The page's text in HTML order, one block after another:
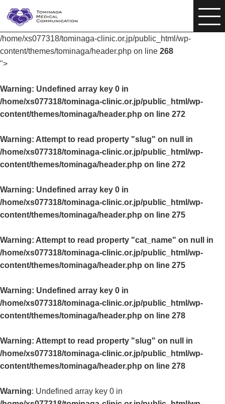
/home/xs077318/tominaga-clinic.or.jp/public_html/wp-
content/themes/tominaga/header.php on line 268
">
Warning: Undefined array key 0 in
/home/xs077318/tominaga-clinic.or.jp/public_html/wp-
content/themes/tominaga/header.php on line 272
Warning: Attempt to read property "slug" on null in
/home/xs077318/tominaga-clinic.or.jp/public_html/wp-
content/themes/tominaga/header.php on line 272
Warning: Undefined array key 0 in
/home/xs077318/tominaga-clinic.or.jp/public_html/wp-
content/themes/tominaga/header.php on line 275
Warning: Attempt to read property "cat_name" on null in
/home/xs077318/tominaga-clinic.or.jp/public_html/wp-
content/themes/tominaga/header.php on line 275
Warning: Undefined array key 0 in
/home/xs077318/tominaga-clinic.or.jp/public_html/wp-
content/themes/tominaga/header.php on line 278
Warning: Attempt to read property "slug" on null in
/home/xs077318/tominaga-clinic.or.jp/public_html/wp-
content/themes/tominaga/header.php on line 278
Warning: Undefined array key 0 in